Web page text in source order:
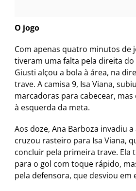
O jogo
Com apenas quatro minutos de
tiveram uma falta pela direita do
Giusti alçou a bola à área, na
trave. A camisa 9, Isa Viana,
marcadoras para cabecear,
à esquerda da meta.
Aos doze, Ana Barboza invadiu
cruzou rasteiro para Isa Viana,
concluir pela primeira trave. Ela
para o gol com toque rápido,
pela defensora, que desviou em